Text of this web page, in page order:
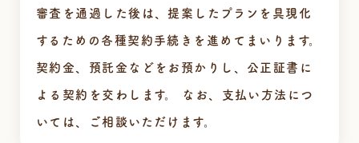
審査を通過した後は、提案したプランを具現化
するための各種契約手続きを進めてまいります。
契約金、預託金などをお預かりし、公正証書に
よる契約を交わします。 なお、支払い方法につ
いては、ご相談いただけます。